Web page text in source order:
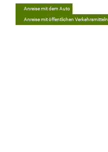
Anreise mit dem Auto
Anreise mit öffentlichen Verkehrsmitteln